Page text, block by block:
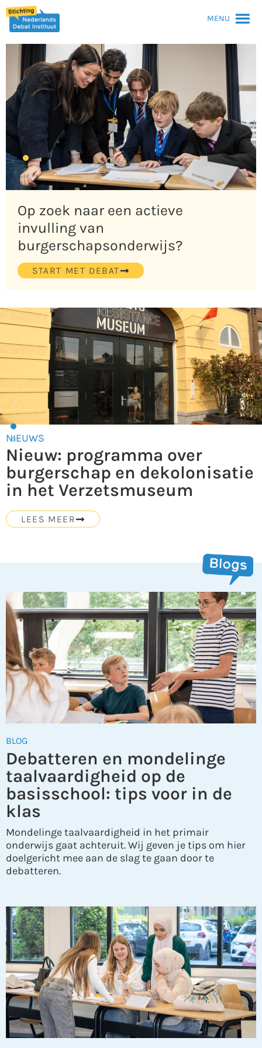
MENU
Op zoek naar een actieve
invulling van
burgerschapsonderwijs?
START MET DEBAT
NIEUWS
Nieuw: programma over
burgerschap en dekolonisatie
in het Verzetsmuseum
LEES MEER
BLOG
Debatteren en mondelinge
taalvaardigheid op de
basisschool: tips voor in de
klas
Mondelinge taalvaardigheid in het primair
onderwijs gaat achteruit. Wij geven je tips om hier
doelgericht mee aan de slag te gaan door te
debatteren.